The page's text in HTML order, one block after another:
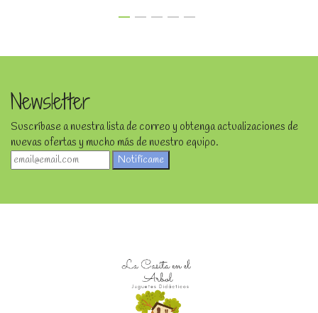
Newsletter
Suscríbase a nuestra lista de correo y obtenga actualizaciones de
nuevas ofertas y mucho más de nuestro equipo.
Notifícame